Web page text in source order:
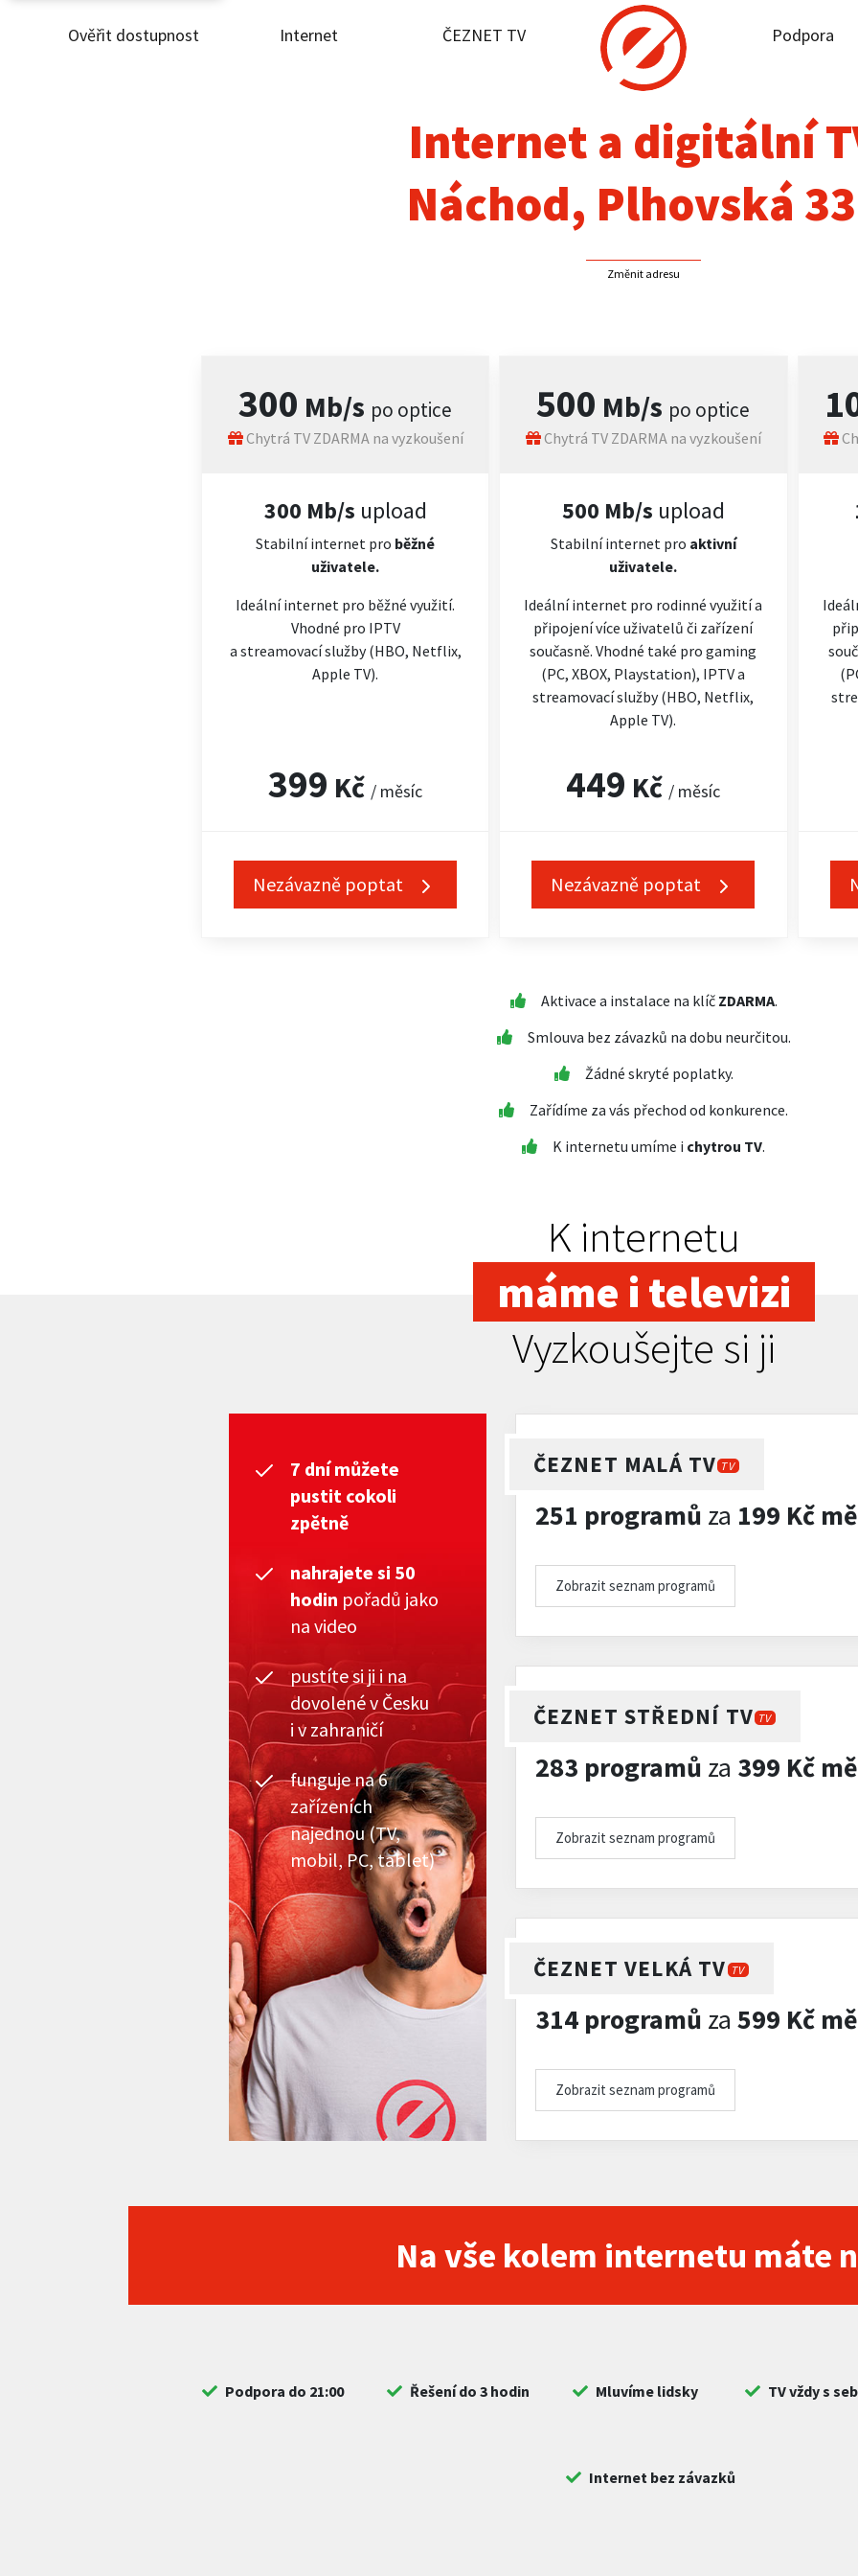
Ověřit dostupnost Internet ČEZNET TV Podpora
Internet
ČEZNET TV
Podpora
Internet a digitální
Náchod, Plhovská
Změnit adresu
300 Mb/s po optice
Chytrá TV ZDARMA na vyzkoušení
300 Mb/s upload
Stabilní internet pro běžné
uživatele.
Ideální internet pro běžné využití.
Vhodné pro IPTV
a streamovací služby (HBO, Netflix,
Apple TV).
399 Kč / měsíc
Nezávazně poptat
500 Mb/s po optice
Chytrá TV ZDARMA na vyzkoušení
500 Mb/s upload
Stabilní internet pro aktivní
uživatele.
Ideální internet pro rodinné využití a
připojení více uživatelů či zařízení
současně. Vhodné také pro gaming
(PC, XBOX, Playstation), IPTV a
streamovací služby (HBO, Netflix,
Apple TV).
449 Kč / měsíc
Nezávazně poptat
Aktivace a instalace na klíč ZDARMA.
Smlouva bez závazků na dobu neurčitou.
Žádné skryté poplatky.
Zařídíme za vás přechod od konkurence.
K internetu umíme i chytrou TV.
K internetu
máme i televizi
Vyzkoušejte si ji
7 dní můžete
pustit cokoli
zpětně
nahrajete si 50
hodin pořadů jako
na video
pustíte si ji i na
dovolené v Česku
i v zahraničí
funguje na 6
zařízeních
najednou (TV,
mobil, PC, tablet)
ČEZNET MALÁ TV TV
251 programů za 199 Kč
Zobrazit seznam programů
ČEZNET STŘEDNÍ TV TV
283 programů za 399 Kč
Zobrazit seznam programů
ČEZNET VELKÁ TV TV
314 programů za 599 Kč
Zobrazit seznam programů
Na vše kolem internetu máte
Podpora do 21:00 Řešení do 3 hodin Mluvíme lidsky TV vždy s
Internet bez závazků